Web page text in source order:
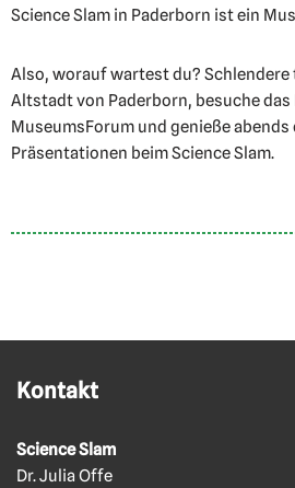
Science Slam in Paderborn ist ein
Also, worauf wartest du?
Altstadt von Paderborn, besuche das
MuseumsForum und genieße
Präsentationen beim Science Slam.
Kontakt
Science Slam
Dr. Julia Offe